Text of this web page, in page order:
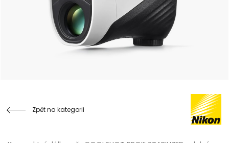
Zpět na kategorii